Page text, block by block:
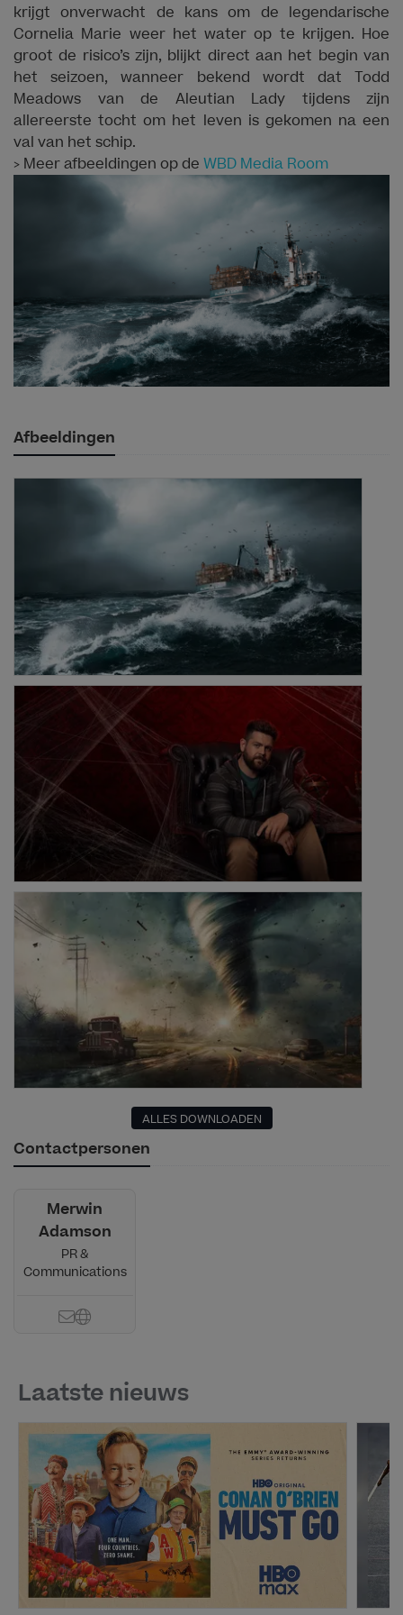
krijgt onverwacht de kans om de legendarische
Cornelia Marie weer het water op te krijgen. Hoe
groot de risico’s zijn, blijkt direct aan het begin van
het seizoen, wanneer bekend wordt dat Todd
Meadows van de Aleutian Lady tijdens zijn
allereerste tocht om het leven is gekomen na een
val van het schip.
> Meer afbeeldingen op de WBD Media Room
Afbeeldingen
ALLES DOWNLOADEN
Contactpersonen
Merwin
Adamson
PR &
Communications
Laatste nieuws